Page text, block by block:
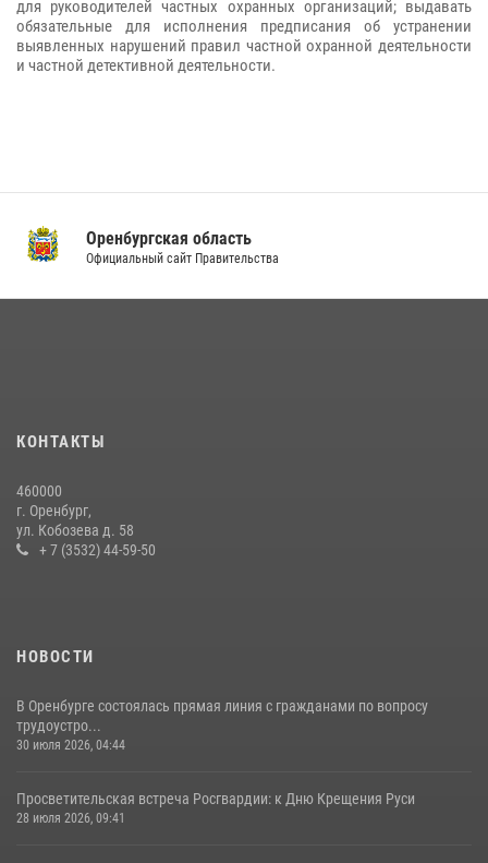
для руководителей частных охранных организаций; выдавать
обязательные для исполнения предписания об устранении
выявленных нарушений правил частной охранной деятельности
и частной детективной деятельности.
Оренбургская область
Официальный сайт Правительства
КОНТАКТЫ
460000
г. Оренбург,
ул. Кобозева д. 58
+ 7 (3532) 44-59-50
НОВОСТИ
В Оренбурге состоялась прямая линия с гражданами по вопросу
трудоустро...
30 июля 2026, 04:44
Просветительская встреча Росгвардии: к Дню Крещения Руси
28 июля 2026, 09:41